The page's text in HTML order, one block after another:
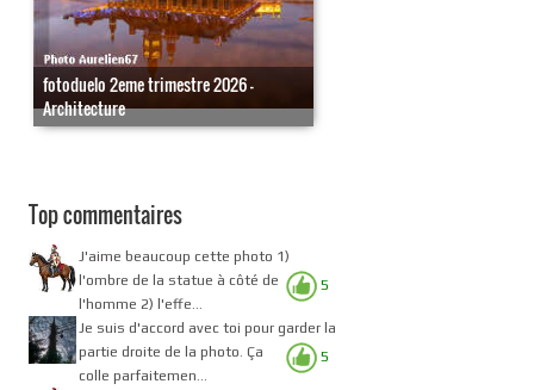
fotoduelo 2eme trimestre 2026 -
Architecture
Top commentaires
5
J'aime beaucoup cette photo 1)
l'ombre de la statue à côté de
l'homme 2) l'effe...
5
Je suis d'accord avec toi pour garder la
partie droite de la photo. Ça
colle parfaitemen...